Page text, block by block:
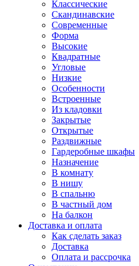
Классические
Скандинавские
Современные
Форма
Высокие
Квадратные
Угловые
Низкие
Особенности
Встроенные
Из кладовки
Закрытые
Открытые
Раздвижные
Гардеробные шкафы
Назначение
В комнату
В нишу
В спальню
В частный дом
На балкон
Доставка и оплата
Как сделать заказ
Доставка
Оплата и рассрочка